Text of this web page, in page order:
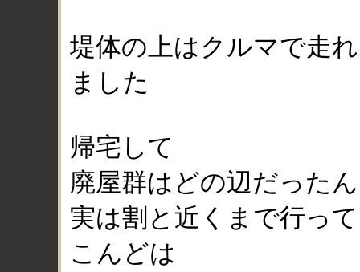
堤体の上はクルマで走
ました
帰宅して
廃屋群はどの辺だった
実は割と近くまで行っ
こんどは